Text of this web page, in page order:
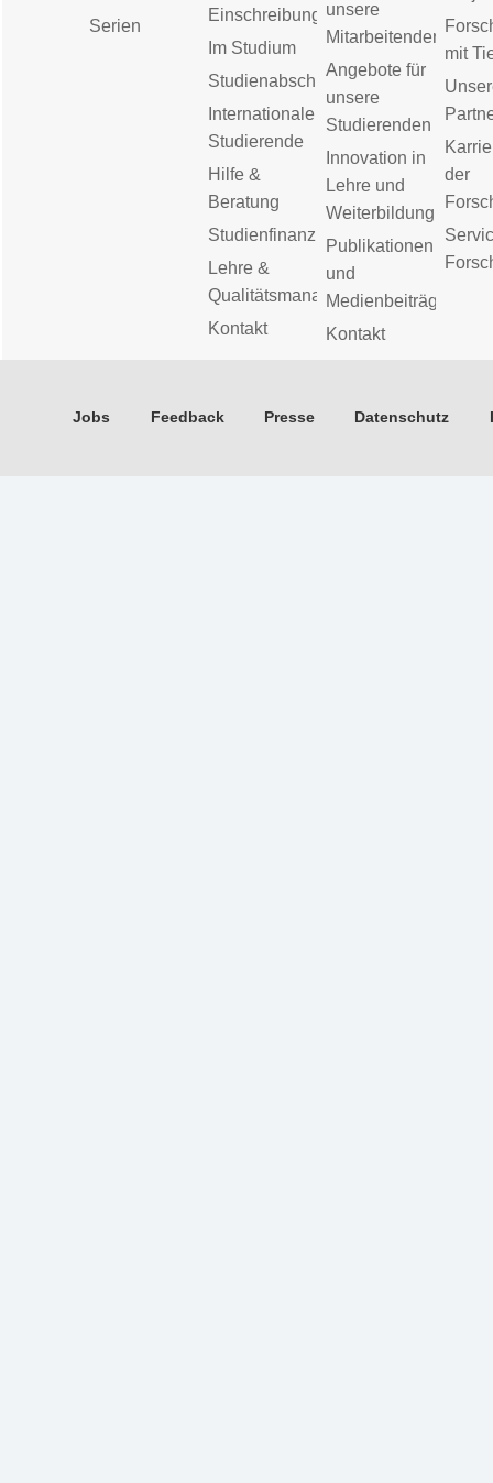
Serien
Einschreibung
Im Studium
Studienabschluss
Internationale
Studierende
Hilfe &
Beratung
Studienfinanzierung
Lehre &
Qualitätsmanagement
Kontakt
unsere
Mitarbeitenden
Angebote für
unsere
Studierenden
Innovation in
Lehre und
Weiterbildung
Publikationen
und
Medienbeiträge
Kontakt
mit
der
Jobs Feedback Presse Datenschutz